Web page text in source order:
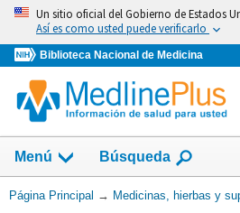
Omita
vaya
al
Contenido
Un sitio oficial del Gobierno de Estados
Así es como usted puede verificarlo
Biblioteca Nacional de Medicina
Menú
Mostrar
campo
de
Búsqueda
Usted
Página Principal → Medicinas, hierbas y